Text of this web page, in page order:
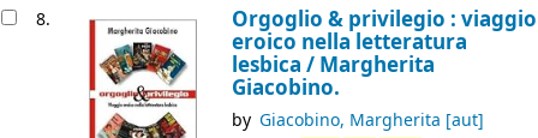
8. Orgoglio & privilegio : viaggio
eroico nella letteratura
lesbica / Margherita
Giacobino.
by Giacobino, Margherita [aut]